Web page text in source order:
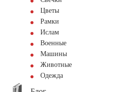
Цветы
Рамки
Ислам
Военные
Машины
Животные
Одежда